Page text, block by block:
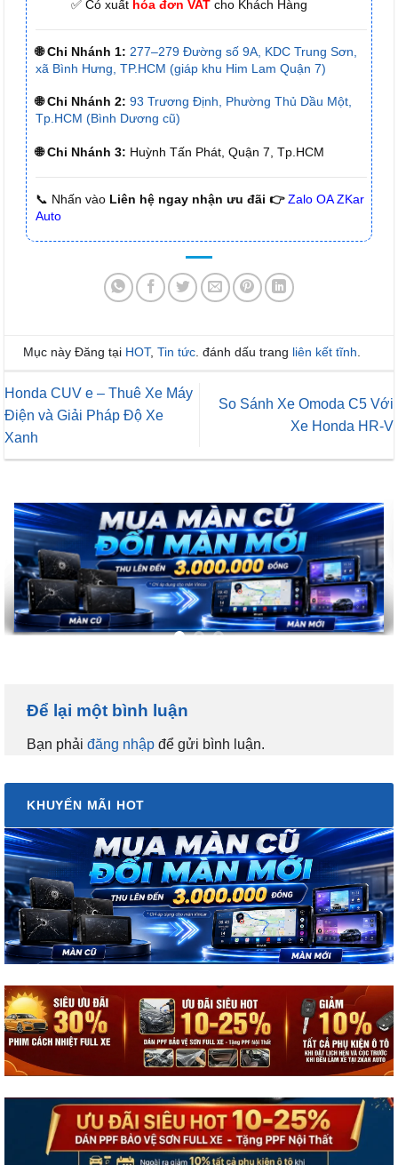
✅ Có xuất hóa đơn VAT cho Khách Hàng
🌐 Chi Nhánh 1: 277–279 Đường số 9A, KDC Trung Sơn,
xã Bình Hưng, TP.HCM (giáp khu Him Lam Quận 7)
🌐 Chi Nhánh 2: 93 Trương Định, Phường Thủ Dầu Một,
Tp.HCM (Bình Dương cũ)
🌐 Chi Nhánh 3: Huỳnh Tấn Phát, Quận 7, Tp.HCM
📞 Nhấn vào Liên hệ ngay nhận ưu đãi 👉 Zalo OA ZKar
Auto
Mục này Đăng tại HOT, Tin tức . đánh dấu trang liên kết tĩnh
Honda CUV e – Thuê Xe Máy
Điện và Giải Pháp Độ Xe
Xanh
So Sánh Xe Omoda C5 Với
Xe Honda HR-V
Để lại một bình luận
Bạn phải đăng nhập để gửi bình luận.
KHUYẾN MÃI HOT